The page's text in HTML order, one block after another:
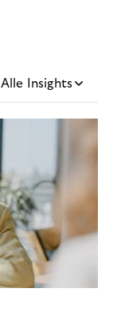
Alle Insights